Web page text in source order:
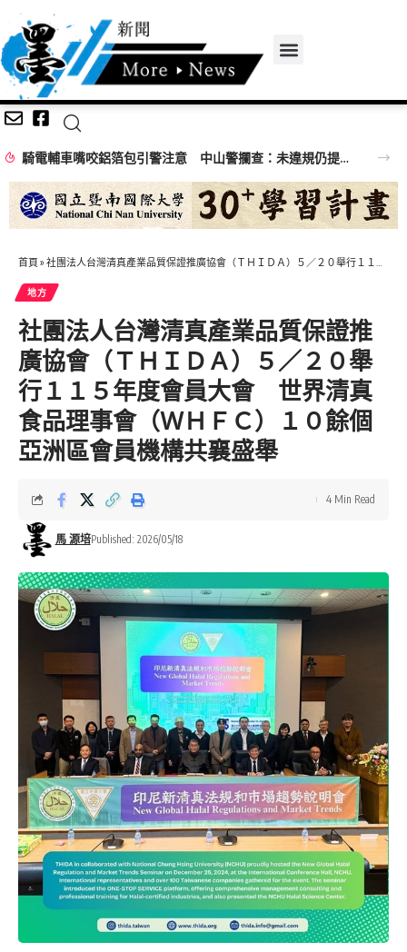
騎電輔車嘴咬鋁箔包引警注意 中山警攔查：未違規仍提醒專心騎乘
首頁 » 社團法人台灣清真產業品質保證推廣協會（ＴＨＩＤＡ）５／２０舉行１１５年度會員大會 世界清真食品理事會（ＷＨＦＣ）１０餘個亞洲區會員機構共襄盛舉
地方
社團法人台灣清真產業品質保證推
廣協會（ＴＨＩＤＡ）５／２０舉
行１１５年度會員大會 世界清真
食品理事會（ＷＨＦＣ）１０餘個
亞洲區會員機構共襄盛舉
馬 源培Published: 2026/05/18
4 Min Read